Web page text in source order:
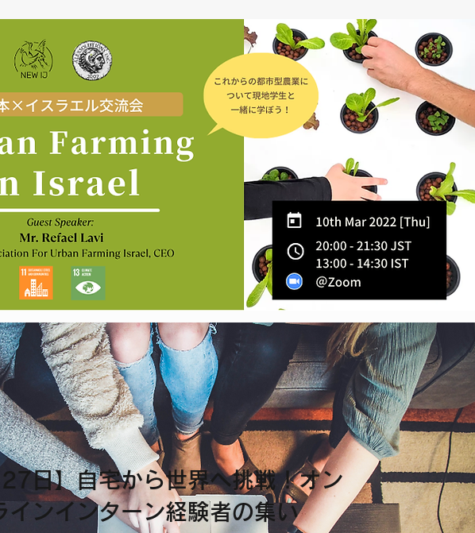
日】自宅から世界へ挑戦！オン
インインターン経験者の集い